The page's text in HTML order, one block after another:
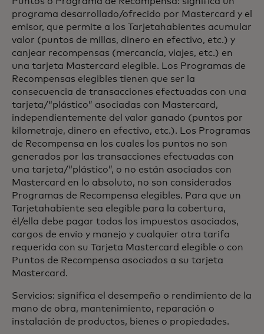
programa desarrollado/ofrecido por Mastercard y el
emisor, que permite a los Tarjetahabientes acumular
valor (puntos de millas, dinero en efectivo, etc.) y
canjear recompensas (mercancía, viajes, etc.) en
una tarjeta Mastercard elegible. Los Programas de
Recompensas elegibles tienen que ser la
consecuencia de transacciones efectuadas con una
tarjeta/“plástico” asociadas con Mastercard,
independientemente del valor ganado (puntos por
kilometraje, dinero en efectivo, etc.). Los Programas
de Recompensa en los cuales los puntos no son
generados por las transacciones efectuadas con
una tarjeta/“plástico”, o no están asociados con
Mastercard en lo absoluto, no son considerados
Programas de Recompensa elegibles. Para que un
Tarjetahabiente sea elegible para la cobertura,
él/ella debe pagar todos los impuestos asociados,
cargos de envío y manejo y cualquier otra tarifa
requerida con su Tarjeta Mastercard elegible o con
Puntos de Recompensa asociados a su tarjeta
Mastercard.
Servicios: significa el desempeño o rendimiento de la
mano de obra, mantenimiento, reparación o
instalación de productos, bienes o propiedades.